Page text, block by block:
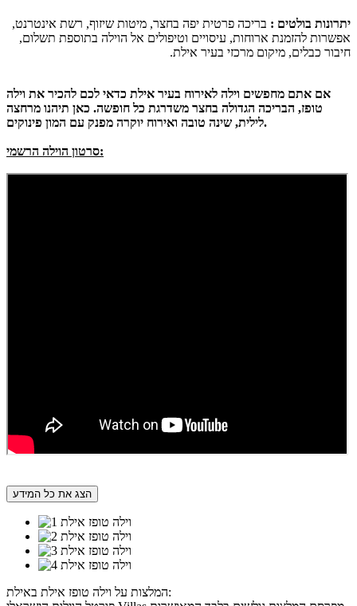
יתרונות בולטים : בריכה פרטית יפה בחצר, מיטות שיזוף, רשת אינטרנט,
אפשרות להזמנת ארוחות, עיסויים וטיפולים אל הוילה בתוספת תשלום,
חיבור כבלים, מיקום מרכזי בעיר אילת.
אם אתם מחפשים וילה לאירוח בעיר אילת כדאי לכם להכיר את וילה
טופז, הבריכה הגדולה בחצר משדרגת כל חופשה. כאן תיהנו מרחצה
לילית, שינה טובה ואירוח יוקרה מפנק עם המון פינוקים.
סרטון הוילה הרשמי:
הצג את כל המידע
המלצות על וילה טופז אילת באילת: